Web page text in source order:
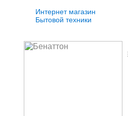
Интернет магазин
Бытовой техники